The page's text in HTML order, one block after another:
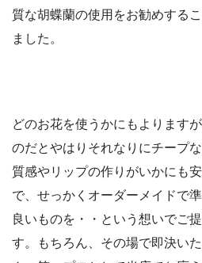
質な胡蝶蘭の使用をお勧めする
ました。
どのお花を使うかにもよります
のだとやはりそれなりにチープ
質感やリップの作りがいかにも
で、せっかくオーダーメイドで
良いものを・・という想いでご
す。もちろん、その場で即決い